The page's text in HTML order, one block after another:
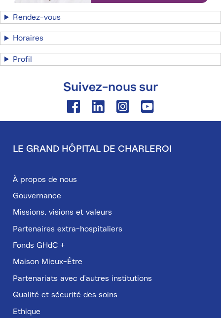
Rendez-vous
Horaires
Profil
Suivez-nous sur
FacebookLinkedinInstagramYoutube
de
page
LE GRAND HÔPITAL DE CHARLEROI
À propos de nous
Gouvernance
Missions, visions et valeurs
Partenaires extra-hospitaliers
Fonds GHdC +
Maison Mieux-Être
Partenariats avec d'autres institutions
Qualité et sécurité des soins
Ethique